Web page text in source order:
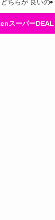
ちらが 良いの
スーパー